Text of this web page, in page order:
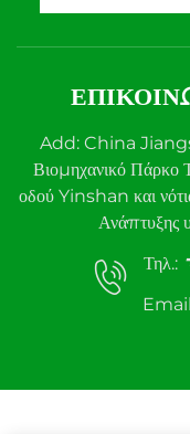
Add: China
Βιομηχανικό Πάρκο
οδού Yinshan και
Ανάπτυξης
Τηλ.: